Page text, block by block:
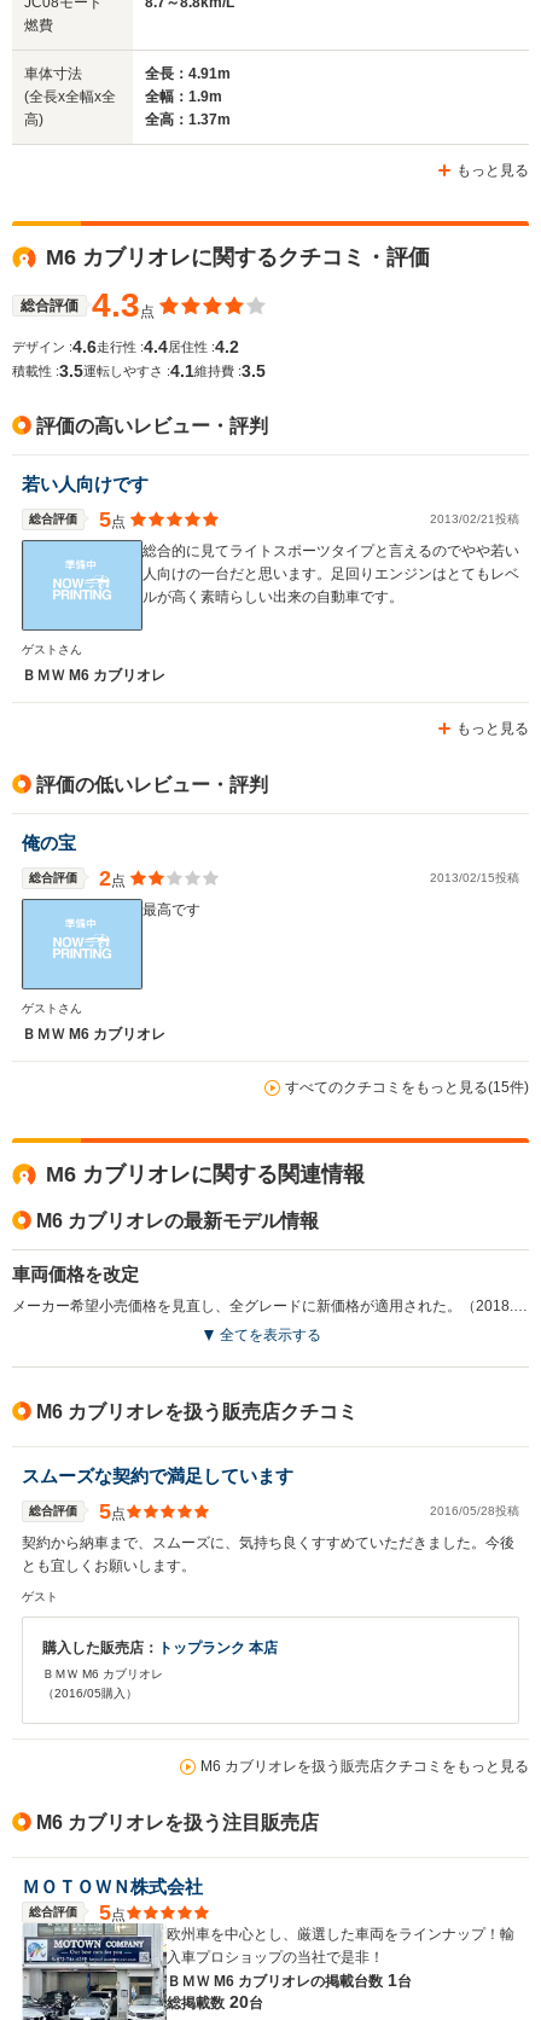
サイズ
(全長x全幅x全高)
WLTCモード
燃費
1.91m
燃費
車体寸法
(全長x全幅x全
高)
全長：4.91m
全幅：1.9m
全高：1.37m
もっと見る
M6 カブリオレに関するクチコミ・評価
総合評価 4.3点
デザイン :4.6走行性 :4.4居住性 :4.2
積載性 :3.5運転しやすさ :4.1維持費 :3.5
評価の高いレビュー・評判
若い人向けです
総合評価 5点 2013/02/21投稿
総合的に見てライトスポーツタイプと言えるのでやや若い
人向けの一台だと思います。足回りエンジンはとてもレベ
ルが高く素晴らしい出来の自動車です。
ゲストさん
ＢＭＷ M6 カブリオレ
もっと見る
評価の低いレビュー・評判
俺の宝
総合評価 2点 2013/02/15投稿
最高です
ゲストさん
ＢＭＷ M6 カブリオレ
すべてのクチコミをもっと見る(15件)
M6 カブリオレに関する関連情報
M6 カブリオレの最新モデル情報
車両価格を改定
メーカー希望小売価格を見直し、全グレードに新価格が適用された。（2018.1）
全てを表示する
M6 カブリオレを扱う販売店クチコミ
スムーズな契約で満足しています
総合評価 5点 2016/05/28投稿
契約から納車まで、スムーズに、気持ち良くすすめていただきました。今後
とも宜しくお願いします。
ゲスト
購入した販売店： トップランク 本店
ＢＭＷ M6 カブリオレ
（2016/05購入）
M6 カブリオレを扱う販売店クチコミをもっと見る
M6 カブリオレを扱う注目販売店
ＭＯＴＯＷＮ株式会社
総合評価 5点
欧州車を中心とし、厳選した車両をラインナップ！輸
入車プロショップの当社で是非！
ＢＭＷ M6 カブリオレの掲載台数 1台
総掲載数 20台